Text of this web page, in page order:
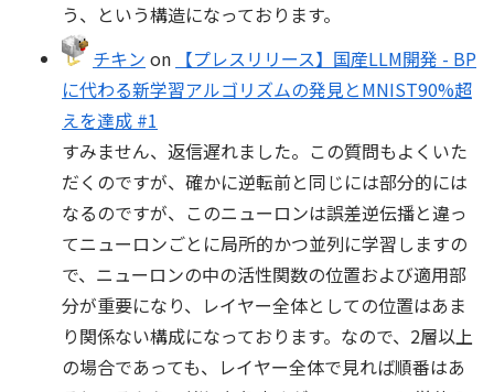
う、という構造になっております。
チキン on 【プレスリリース】国産LLM開発 - BP
に代わる新学習アルゴリズムの発見とMNIST90%超
えを達成 #1
すみません、返信遅れました。この質問もよくいた
だくのですが、確かに逆転前と同じには部分的には
なるのですが、このニューロンは誤差逆伝播と違っ
てニューロンごとに局所的かつ並列に学習しますの
で、ニューロンの中の活性関数の位置および適用部
分が重要になり、レイヤー全体としての位置はあま
り関係ない構成になっております。なので、2層以上
の場合であっても、レイヤー全体で見れば順番はあ